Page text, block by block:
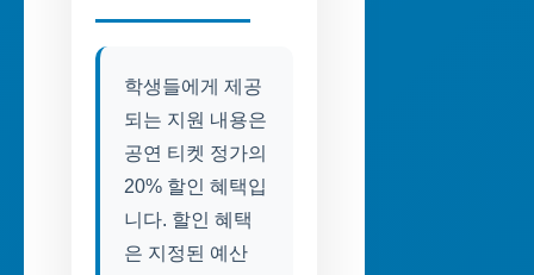
학생들에게 제공
되는 지원 내용은
공연 티켓 정가의
20% 할인 혜택입
니다. 할인 혜택
은 지정된 예산